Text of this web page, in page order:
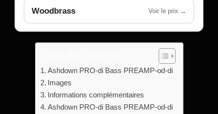
Woodbrass Voir le prix →
Ashdown PRO-di Bass PREAMP-od-di
Images
Informations complémentaires
Ashdown PRO-di Bass PREAMP-od-di